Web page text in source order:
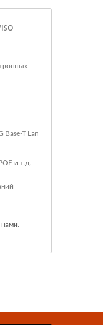
Base-T Lan
и т.д.
нами